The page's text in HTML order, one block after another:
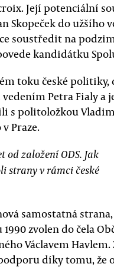
Její potenciální
Skopeček do užšího
soustředit na
kandidátku
toku české politiky,
Petra Fialy
s politoložkou
Praze.
založení ODS. Jak
strany v rámci české
samostatná
zvolen do čela
Václavem
díky tomu,